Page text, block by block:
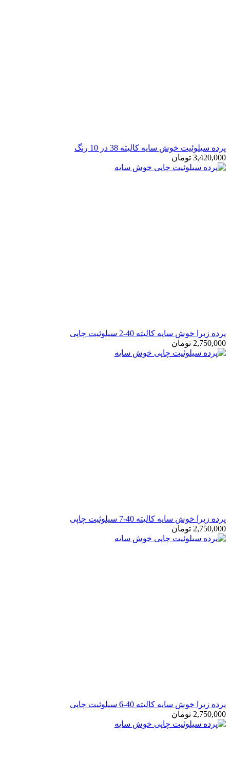
سیلوئیت خوش سایه کالیته 38 در 10 رنگ
تومان
زبرا خوش سایه کالیته 40-2 سیلوئیت چاپی
تومان
زبرا خوش سایه کالیته 40-7 سیلوئیت چاپی
تومان
زبرا خوش سایه کالیته 40-6 سیلوئیت چاپی
تومان